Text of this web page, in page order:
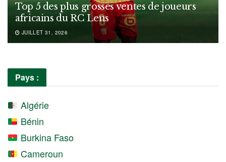
Top 5 des plus grosses ventes de joueurs
africains du RC Lens
JUILLET 31, 2026
Pays :
Algérie
Bénin
Burkina Faso
Cameroun